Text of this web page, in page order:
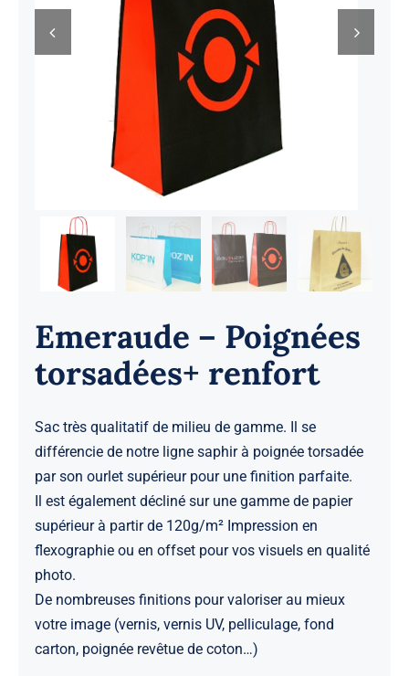
Demande de Devis
 
Emeraude – Poignées
torsadées+ renfort
Sac très qualitatif de milieu de gamme. Il se
différencie de notre ligne saphir à poignée torsadée
par son ourlet supérieur pour une finition parfaite.
Il est également décliné sur une gamme de papier
supérieur à partir de 120g/m² Impression en
flexographie ou en offset pour vos visuels en qualité
photo.
De nombreuses finitions pour valoriser au mieux
votre image (vernis, vernis UV, pelliculage, fond
carton, poignée revêtue de coton…)